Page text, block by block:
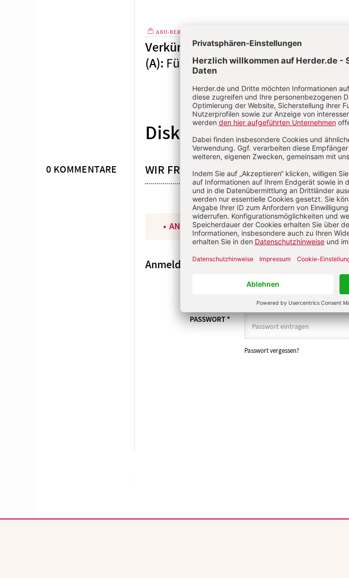
Plus
Verkündigung des Herrn bis Ostern -
(A): Fürbitten für die Zeit vom 25.3.
Diskussion
0 KOMMENTARE WIR FREUEN UNS ÜBER IHREN
ANGEMELDET KOMMENTIEREN
Anmeldung
PASSWORT*
Passwort vergessen?